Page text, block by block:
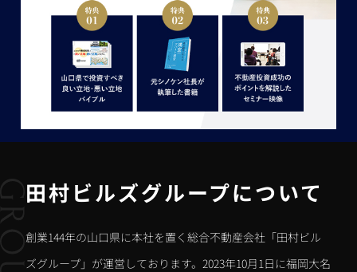
田村ビルズグループについて
創業144年の山口県に本社を置く総合不動産会社「田村ビル
ズグループ」が運営しております。2023年10月1日に福岡大名